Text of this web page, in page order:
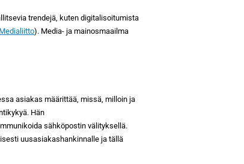
trendejä, kuten digitalisoitumista
Medialiitto). Media- ja mainosmaailma
asiakas määrittää, missä, milloin ja
Hän
sähköpostin välityksellä.
uusasiakashankinnalle ja tällä